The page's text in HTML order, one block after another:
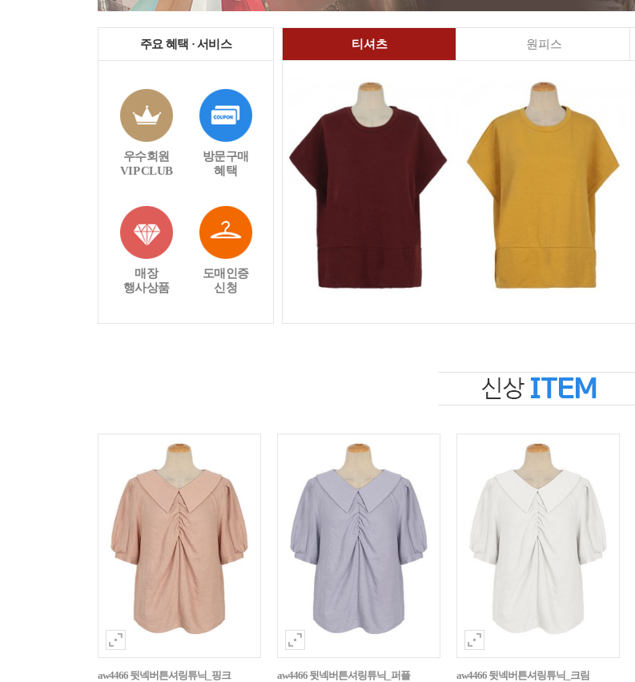
주요 혜택 · 서비스
우수회원
VIP CLUB
방문구매
혜택
매장
행사상품
도매인증
신청
티셔츠 원피스
aw4466 뒷넥버튼셔링튜닉_핑크 aw4466 뒷넥버튼셔링튜닉_퍼플 aw4466 뒷넥버튼셔링튜닉_크림